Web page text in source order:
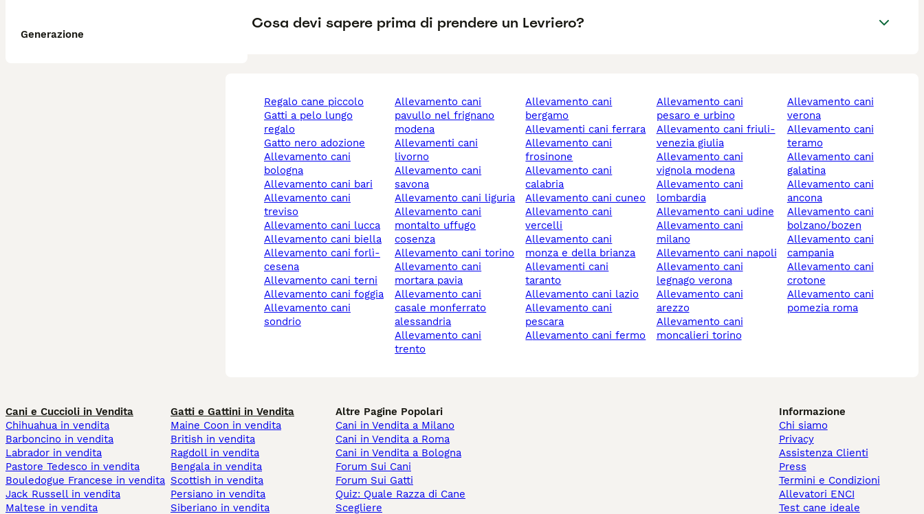
Generazione
Cosa devi sapere prima di prendere un Levriero?
regalo cane piccolo
gatti a pelo lungo
regalo
gatto nero adozione
allevamento cani
bologna
allevamento cani bari
allevamento cani
treviso
allevamento cani lucca
allevamento cani biella
allevamento cani forlì-
cesena
allevamento cani terni
allevamento cani foggia
allevamento cani
sondrio
allevamento cani
pavullo nel frignano
modena
allevamenti cani
livorno
allevamento cani
savona
allevamento cani liguria
allevamento cani
montalto uffugo
cosenza
allevamento cani torino
allevamento cani
mortara pavia
allevamento cani
casale monferrato
alessandria
allevamento cani
trento
allevamento cani
bergamo
allevamenti cani ferrara
allevamento cani
frosinone
allevamento cani
calabria
allevamento cani cuneo
allevamento cani
vercelli
allevamento cani
monza e della brianza
allevamenti cani
taranto
allevamento cani lazio
allevamento cani
pescara
allevamento cani fermo
allevamento cani
pesaro e urbino
allevamento cani friuli-
venezia giulia
allevamento cani
vignola modena
allevamento cani
lombardia
allevamento cani udine
allevamento cani
milano
allevamento cani napoli
allevamento cani
legnago verona
allevamento cani
arezzo
allevamento cani
moncalieri torino
allevamento cani
verona
allevamento cani
teramo
allevamento cani
galatina
allevamento cani
ancona
allevamento cani
bolzano/bozen
allevamento cani
campania
allevamento cani
crotone
allevamento cani
pomezia roma
Cani e Cuccioli in Vendita
Chihuahua in vendita
Barboncino in vendita
Labrador in vendita
Pastore Tedesco in vendita
Bouledogue Francese in vendita
Jack Russell in vendita
Maltese in vendita
Gatti e Gattini in Vendita
Maine Coon in vendita
British in vendita
Ragdoll in vendita
Bengala in vendita
Scottish in vendita
Persiano in vendita
Siberiano in vendita
Altre Pagine Popolari
Cani in Vendita a Milano
Cani in Vendita a Roma
Cani in Vendita a Bologna
Forum Sui Cani
Forum Sui Gatti
Quiz: Quale Razza di Cane
Scegliere
Informazione
Chi siamo
Privacy
Assistenza Clienti
Press
Termini e Condizioni
Allevatori ENCI
Test cane ideale